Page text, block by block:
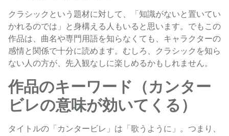
クラシックという題材に対して、「知識がないと置いてい
かれるのでは」と身構える人もいると思います。でもこの
作品は、曲名や専門用語を知らなくても、キャラクターの
感情と関係で十分に読めます。むしろ、クラシックを知ら
ない人の方が、先入観なしに楽しめるかもしれません。
作品のキーワード（カンター
ビレの意味が効いてくる）
タイトルの「カンタービレ」は「歌うように」。つまり、